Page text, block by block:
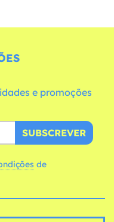
e promoções
SUBSCREVER